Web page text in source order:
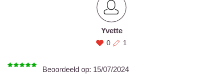
Yvette
0 1
Beoordeeld op: 15/07/2024